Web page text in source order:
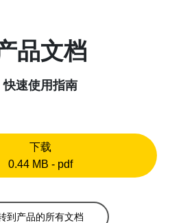
品文档
快速使用指南
下载
0.44 MB - pdf
到产品的所有文档